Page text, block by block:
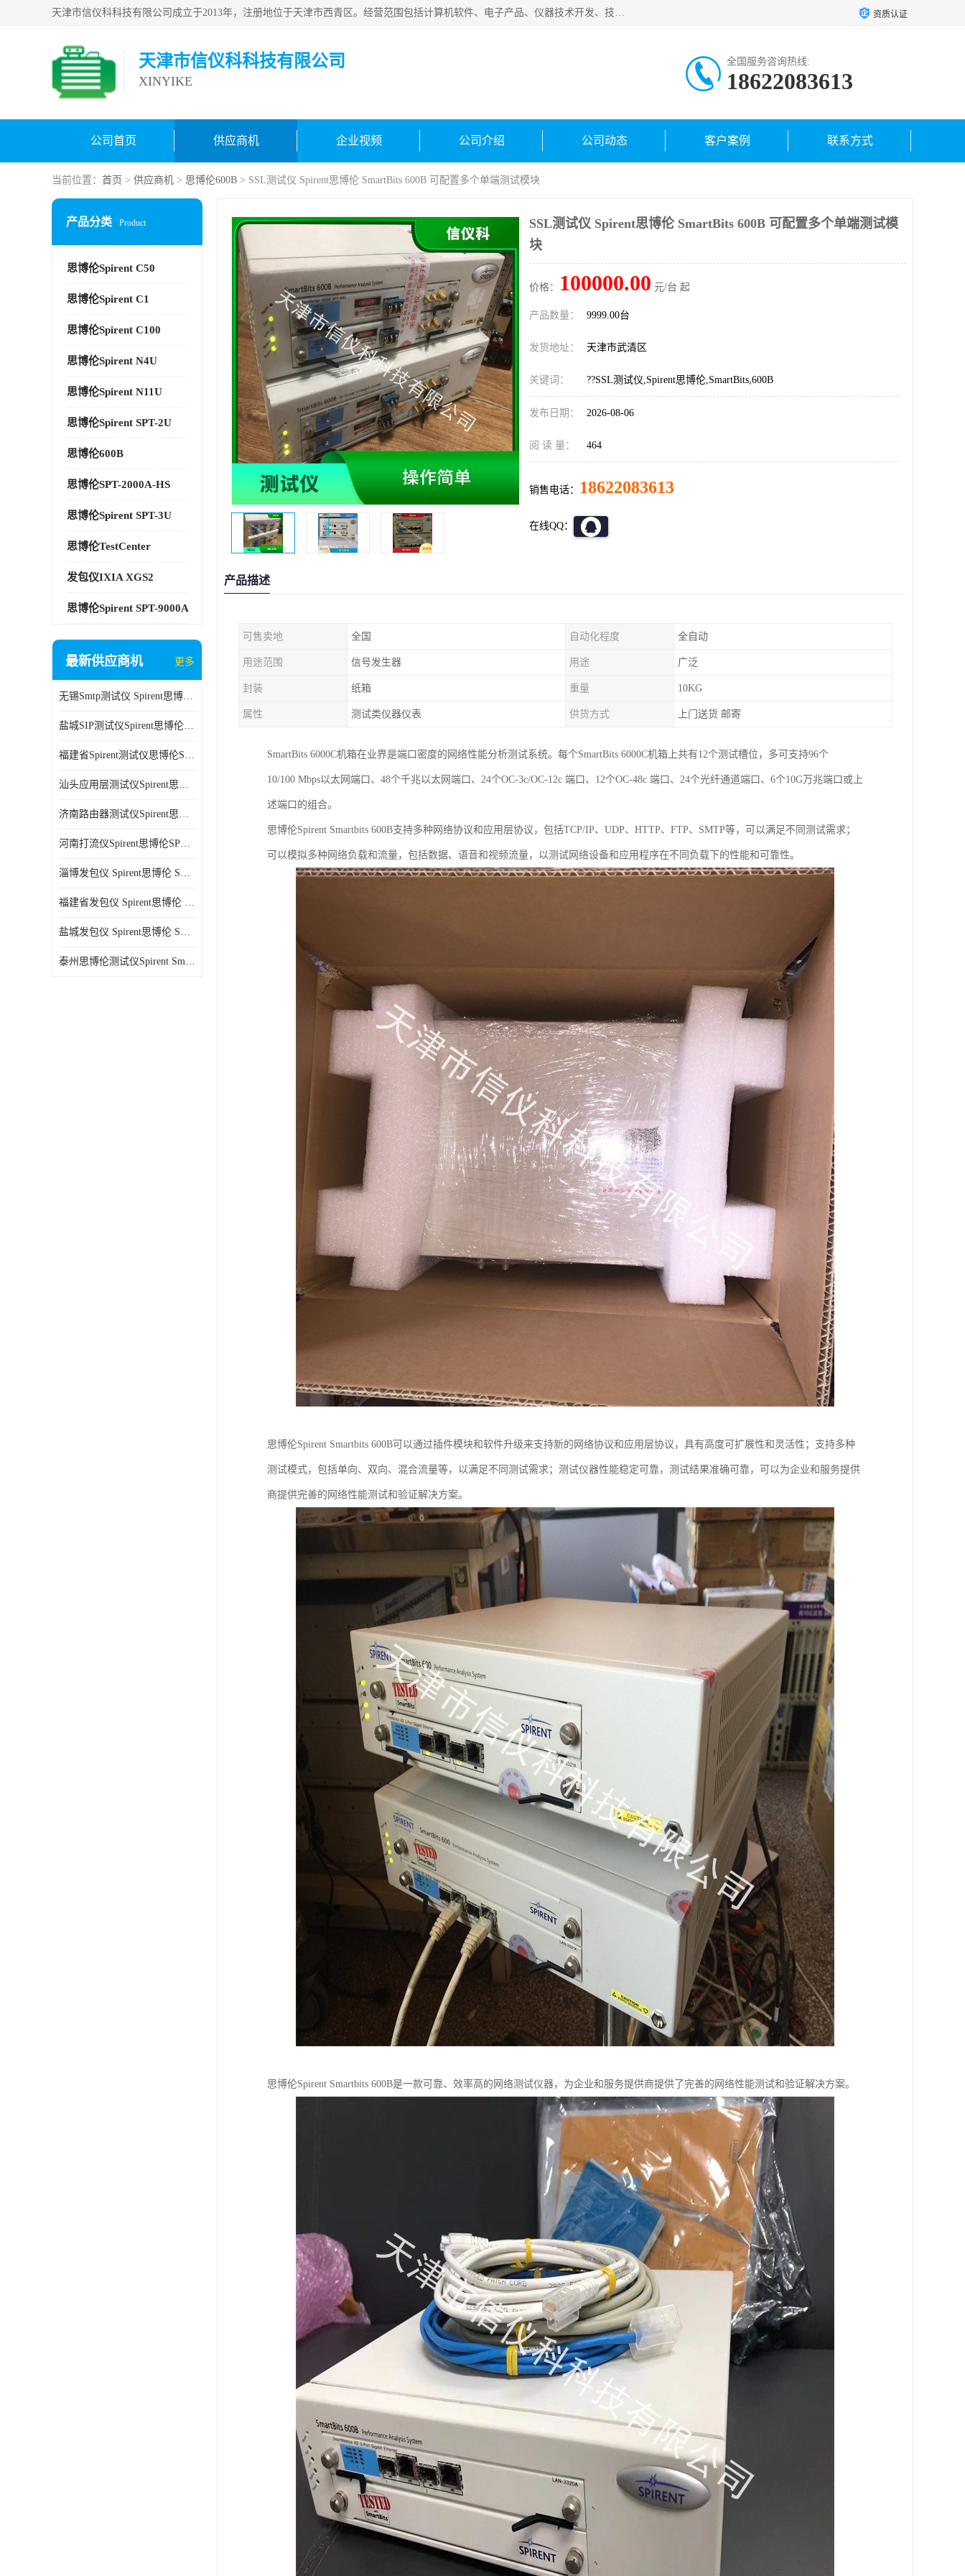
天津市信仪科科技有限公司成立于2013年，注册地位于天津市西青区。经营范围包括计算机软件、电子产品、仪器技术开发、技术转让、技术咨询、技术服务、网络工程、电子监控工程安装等；主要产品有：网络流量测试仪、Ixia XM2、XM12、XGS2、XGS12、400T、1600T、X16网络协议分析仪，Agilent N2X 等等各种型号，欢迎来电咨询。 资质认证
天津市信仪科科技有限公司
XINYIKE
全国服务咨询热线:
18622083613
公司首页 供应商机 企业视频 公司介绍 公司动态 客户案例 联系方式
当前位置： 首页 > 供应商机 > 思博伦600B > SSL测试仪 Spirent思博伦 SmartBits 600B 可配置多个单端测试模块
产品分类 Product
思博伦Spirent C50
思博伦Spirent C1
思博伦Spirent C100
思博伦Spirent N4U
思博伦Spirent N11U
思博伦Spirent SPT-2U
思博伦600B
思博伦SPT-2000A-HS
思博伦Spirent SPT-3U
思博伦TestCenter
发包仪IXIA XGS2
思博伦Spirent SPT-9000A
最新供应商机 更多
无锡Smtp测试仪 Spirent思博伦 C100 方便用户进行测试
盐城SIP测试仪Spirent思博伦SPT-2U 可扩展性较强 高速数据传输
福建省Spirent测试仪思博伦SPT-2U 能够快速上手 方便用户进行测试
汕头应用层测试仪Spirent思博伦SPT-2U 提高测试效率 适用于多种行业
济南路由器测试仪Spirent思博伦SPT-2U 用户界面友好 多种测试功能
河南打流仪Spirent思博伦SPT-2U 操作简单 灵活的测试方案
淄博发包仪 Spirent思博伦 SmartBits 600B 高速数据传输
福建省发包仪 Spirent思博伦 SmartBits 600B 可以支持多种通信技术
盐城发包仪 Spirent思博伦 SmartBits 600B 可配置多个单端测试模块
泰州思博伦测试仪Spirent SmartBits 600B 灵活的测试方案
SSL测试仪 Spirent思博伦 SmartBits 600B 可配置多个单端测试模
块
价格： 100000.00 元/台 起
产品数量： 9999.00台
发货地址： 天津市武清区
关键词： ??SSL测试仪,Spirent思博伦,SmartBits,600B
发布日期： 2026-08-06
阅 读 量： 464
销售电话： 18622083613
在线QQ：
产品描述
可售卖地 全国 自动化程度 全自动
用途范围 信号发生器 用途 广泛
封装 纸箱 重量 10KG
属性 测试类仪器仪表 供货方式 上门送货 邮寄
SmartBits 6000C机箱在业界是端口密度的网络性能分析测试系统。每个SmartBits 6000C机箱上共有12个测试槽位，多可支持96个
10/100 Mbps以太网端口、48个千兆以太网端口、24个OC-3c/OC-12c 端口、12个OC-48c 端口、24个光纤通道端口、6个10G万兆端口或上
述端口的组合。
思博伦Spirent Smartbits 600B支持多种网络协议和应用层协议，包括TCP/IP、UDP、HTTP、FTP、SMTP等，可以满足不同测试需求；
可以模拟多种网络负载和流量，包括数据、语音和视频流量，以测试网络设备和应用程序在不同负载下的性能和可靠性。
思博伦Spirent Smartbits 600B可以通过插件模块和软件升级来支持新的网络协议和应用层协议，具有高度可扩展性和灵活性；支持多种
测试模式，包括单向、双向、混合流量等，以满足不同测试需求；测试仪器性能稳定可靠，测试结果准确可靠，可以为企业和服务提供
商提供完善的网络性能测试和验证解决方案。
思博伦Spirent Smartbits 600B是一款可靠、效率高的网络测试仪器，为企业和服务提供商提供了完善的网络性能测试和验证解决方案。